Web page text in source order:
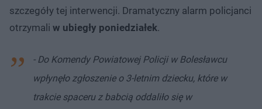
szczegóły tej interwencji. Dramatyczny alarm policjanci
otrzymali w ubiegły poniedziałek.
- Do Komendy Powiatowej Policji w Bolesławcu
wpłynęło zgłoszenie o 3-letnim dziecku, które w
trakcie spaceru z babcią oddaliło się w